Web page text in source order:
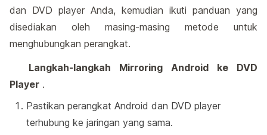
dan DVD player Anda, kemudian ikuti panduan yang
disediakan oleh masing-masing metode untuk
menghubungkan perangkat.
Langkah-langkah Mirroring Android ke DVD
Player .
Pastikan perangkat Android dan DVD player
terhubung ke jaringan yang sama.